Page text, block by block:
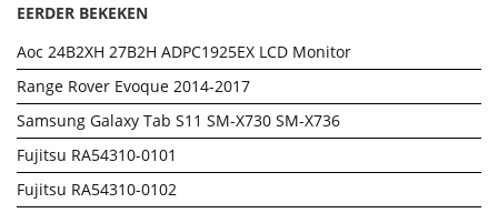
EERDER BEKEKEN
Aoc 24B2XH 27B2H ADPC1925EX LCD Monitor
Range Rover Evoque 2014-2017
Samsung Galaxy Tab S11 SM-X730 SM-X736
Fujitsu RA54310-0101
Fujitsu RA54310-0102